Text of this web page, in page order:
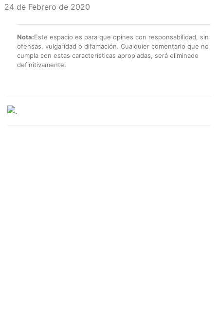
24 de Febrero de 2020
Nota:Este espacio es para que opines con responsabilidad, sin
ofensas, vulgaridad o difamación. Cualquier comentario que no
cumpla con estas características apropiadas, será eliminado
definitivamente.